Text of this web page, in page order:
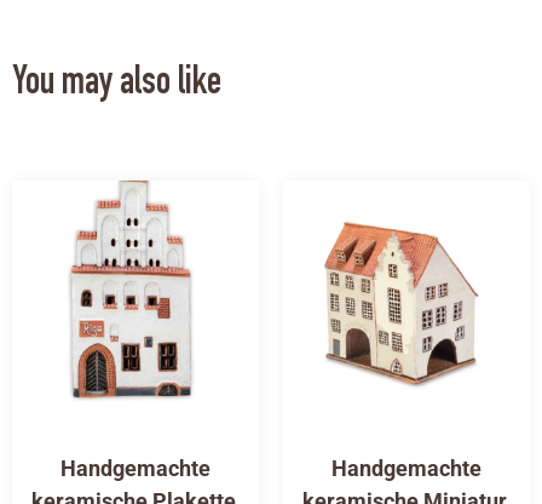
You may also like
Handgemachte
Handgemachte